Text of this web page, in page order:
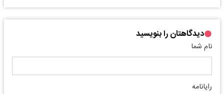
دیدگاهتان را بنویسید
نام شما
رایانامه